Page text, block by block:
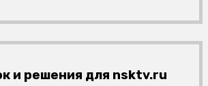
и решения для nsktv.ru